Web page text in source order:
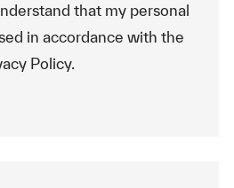
that my personal
in accordance with the
Policy.